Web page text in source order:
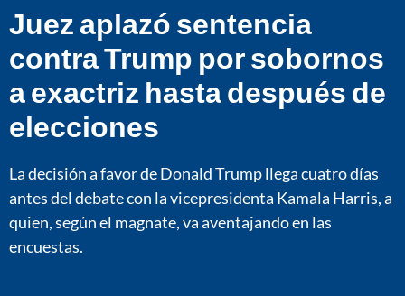
Juez aplazó sentencia
contra Trump por sobornos
a exactriz hasta después de
elecciones
La decisión a favor de Donald Trump llega cuatro días
antes del debate con la vicepresidenta Kamala Harris, a
quien, según el magnate, va aventajando en las
encuestas.